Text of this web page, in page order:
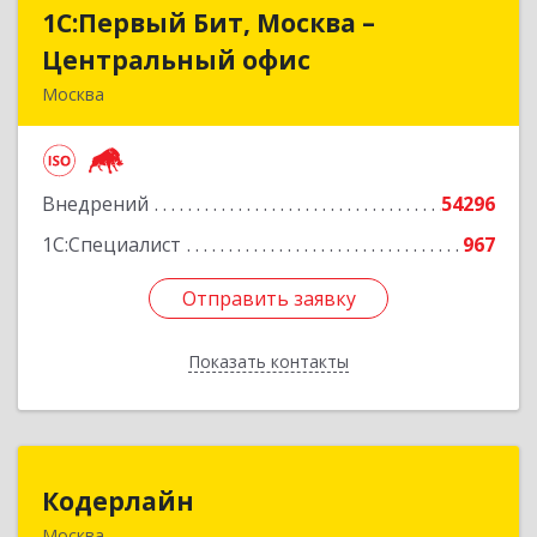
1С:Первый Бит, Москва –
Центральный офис
Москва
Внедрений
54296
1С:Специалист
967
Отправить заявку
Показать контакты
1С:Первый Бит, Москва –
Центральный офис
Подробнее
Отправить заявку
Назад
Кодерлайн